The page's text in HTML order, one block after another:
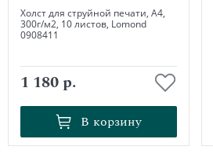
Холст для струйной печати, А4,
300г/м2, 10 листов, Lomond
0908411
1 180 р.
В корзину
В корзину